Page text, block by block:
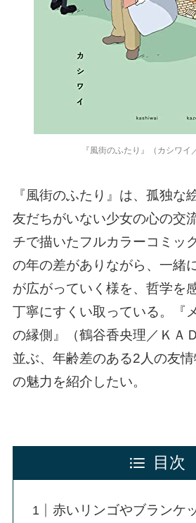
『風街のふたり』（カシワイ
『風街のふたり』は、孤独な
友だちがいない少女の心の交
チで描いたフルカラーコミッ
の年の差がありながら、一緒
が広がっていく様を、哲学を
丁寧にすくい取っている。『
の縁側』（鶴谷香央理／ＫＡ
並ぶ、年齢差のある2人の友
の魅力を紹介したい。
目次
赤いリンゴやブランケ